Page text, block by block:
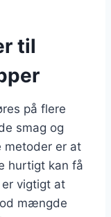
til
på flere
smag og
metoder er at
hurtigt kan få
vigtigt at
mængde